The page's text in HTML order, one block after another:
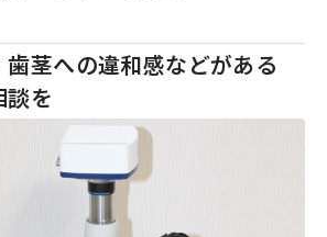
茎への違和感などがある
談を